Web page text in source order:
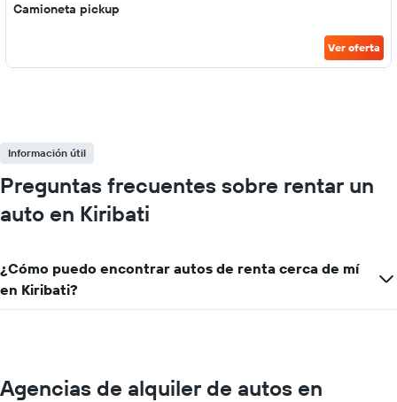
Camioneta pickup
Ver oferta
Información útil
Preguntas frecuentes sobre rentar un
auto en Kiribati
¿Cómo puedo encontrar autos de renta cerca de mí
en Kiribati?
Agencias de alquiler de autos en